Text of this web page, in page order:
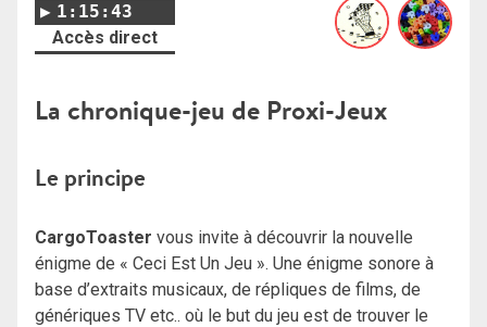
1:15:43
Accès direct
La chronique-jeu de Proxi-Jeux
Le principe
CargoToaster vous invite à découvrir la nouvelle
énigme de « Ceci Est Un Jeu ». Une énigme sonore à
base d’extraits musicaux, de répliques de films, de
génériques TV etc.. où le but du jeu est de trouver le